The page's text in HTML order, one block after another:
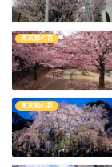
東京都の花
東京都の花